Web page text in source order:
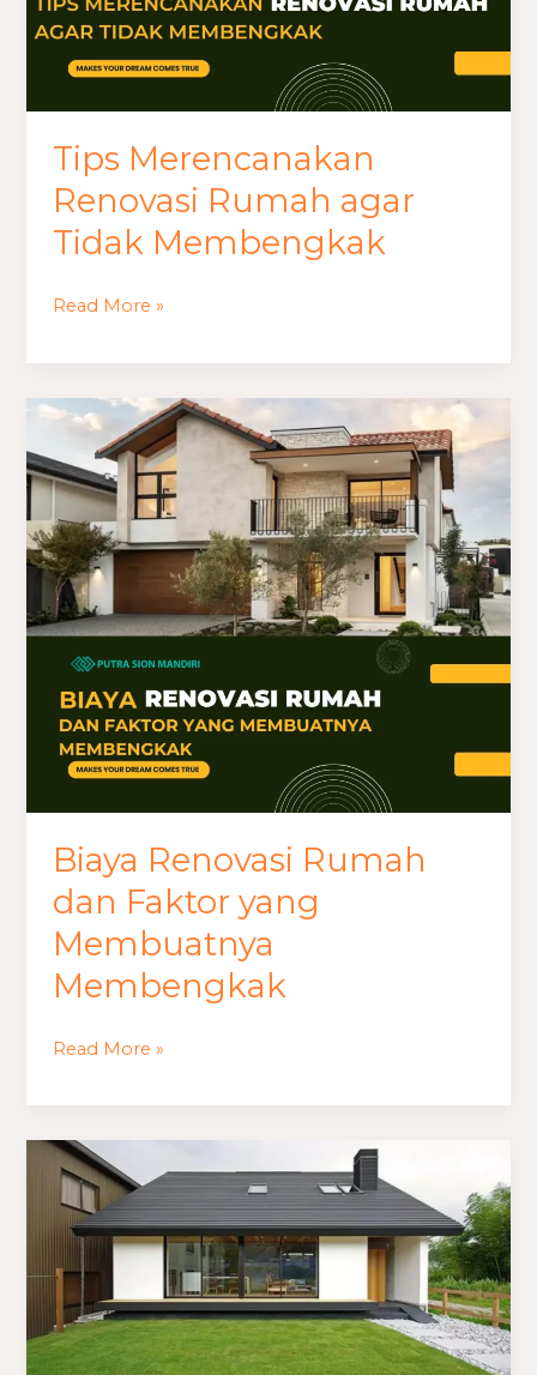
Tips Merencanakan
Renovasi Rumah agar
Tidak Membengkak
Read More »
Biaya Renovasi Rumah
dan Faktor yang
Membuatnya
Membengkak
Biaya
Renovasi
Rumah
Faktor
yang
Membuatnya
Membengkak
Read More »
Biaya
Renovasi
Rumah
Hemat
Anggaran